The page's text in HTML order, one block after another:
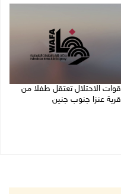
قوات الاحتلال تعتقل طفلا من
قرية عنزا جنوب جنين